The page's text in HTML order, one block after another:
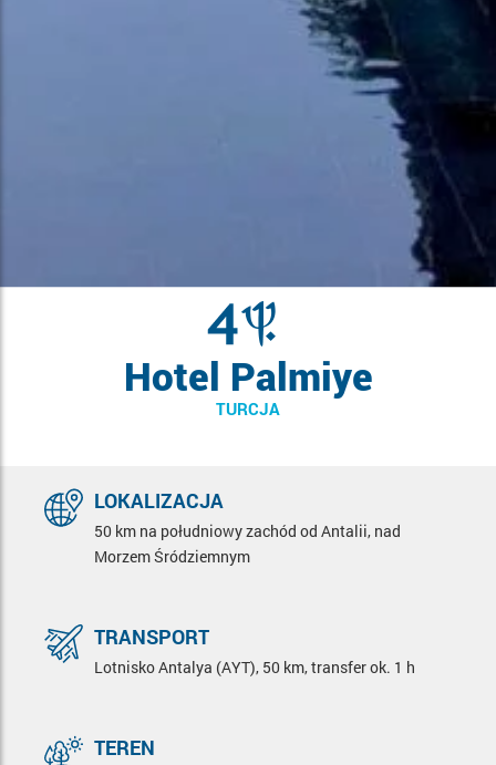
Hotel Palmiye
TURCJA
LOKALIZACJA
50 km na południowy zachód od Antalii, nad
Morzem Śródziemnym
TRANSPORT
Lotnisko Antalya (AYT), 50 km, transfer ok. 1 h
TEREN